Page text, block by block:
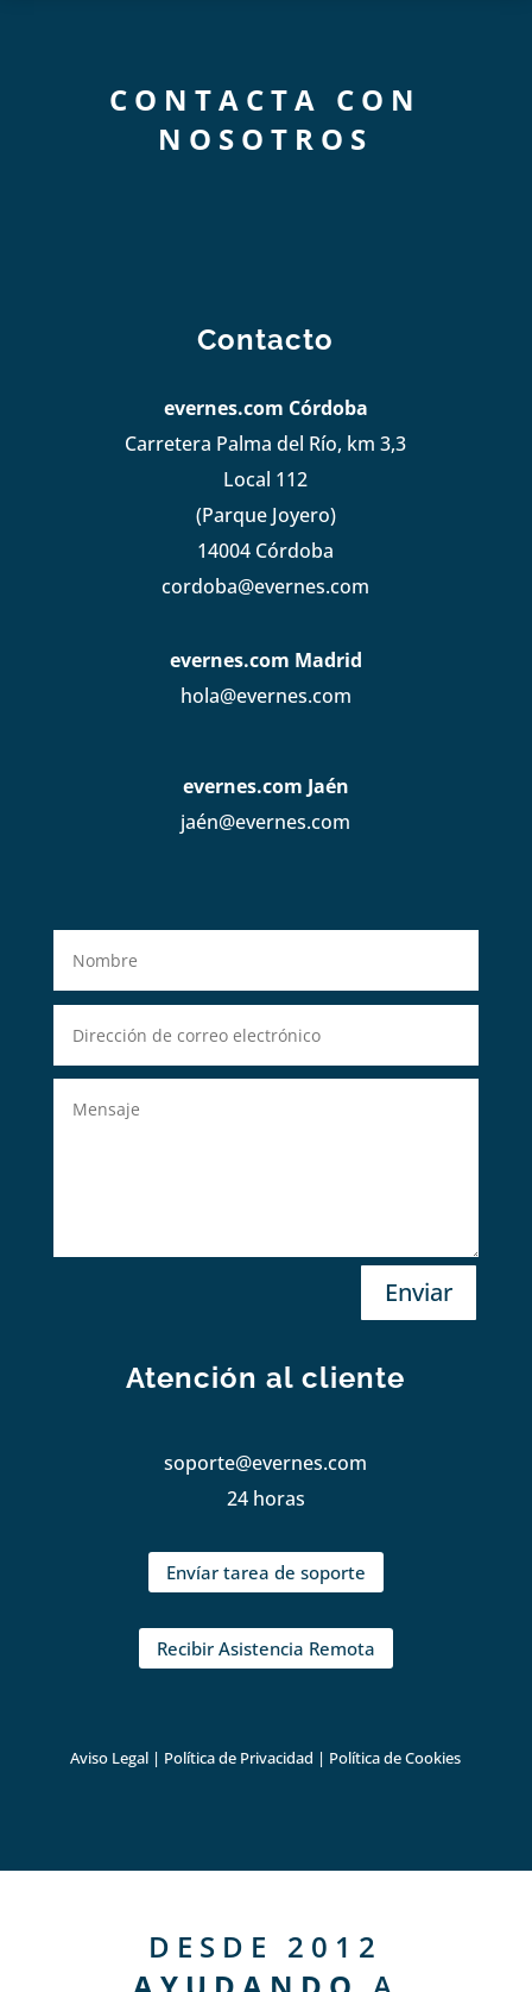
CONTACTA CON
NOSOTROS
Contacto
evernes.com Córdoba
Carretera Palma del Río, km 3,3
Local 112
(Parque Joyero)
14004 Córdoba
cordoba@evernes.com
evernes.com Madrid
hola@evernes.com
evernes.com Jaén
jaén@evernes.com
Enviar
Atención al cliente
soporte@evernes.com
24 horas
Envíar tarea de soporte
Recibir Asistencia Remota
Aviso Legal | Política de Privacidad | Política de Cookies
DESDE 2012